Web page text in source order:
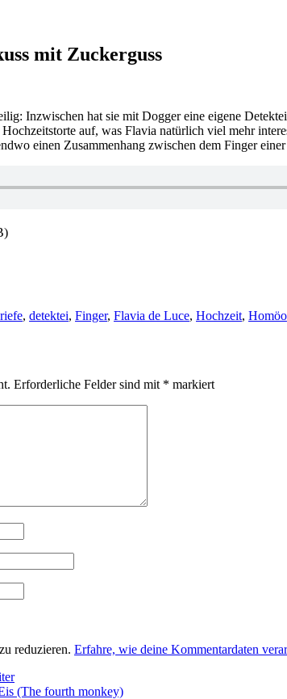
mit Zuckerguss
Inzwischen hat sie mit Dogger eine eigene
auf, was Flavia natürlich viel mehr
einen Zusammenhang zwischen dem Finger
, detektei, Finger, Flavia de Luce, Hochzeit,
Erforderliche Felder sind mit * markiert
reduzieren. Erfahre, wie deine Kommentardaten
(The fourth monkey)